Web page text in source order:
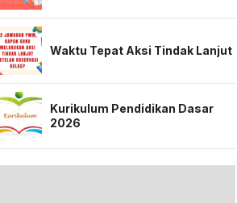
Waktu Tepat Aksi Tindak Lanjut
Kurikulum Pendidikan Dasar
2026